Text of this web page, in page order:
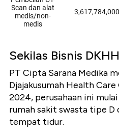
Sekilas Bisnis DKHH
PT Cipta Sarana Medika
Djajakusumah Health
2024, perusahaan ini
rumah sakit swasta tipe D
tempat tidur.